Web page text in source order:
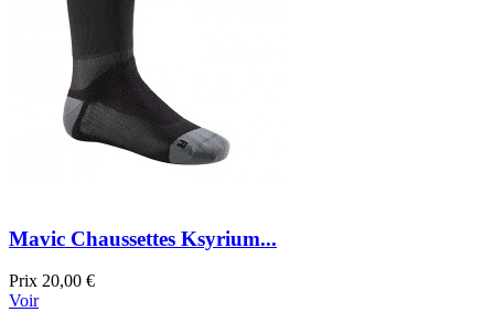
Mavic Chaussettes Ksyrium...
Prix 20,00 €
Voir